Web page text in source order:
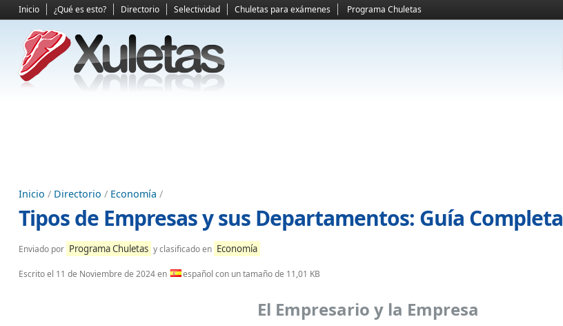
Inicio ¿Qué es esto? Directorio Selectividad Chuletas para exámenes Programa Chuletas
Inicio / Directorio / Economía /
Tipos de Empresas y sus Departamentos: Guía Completa
Enviado por Programa Chuletas y clasificado en Economía
Escrito el 11 de Noviembre de 2024en español con un tamaño de 11,01 KB
El Empresario y la Empresa